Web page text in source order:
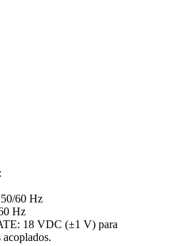
60 Hz
Hz
18 VDC (±1 V) para